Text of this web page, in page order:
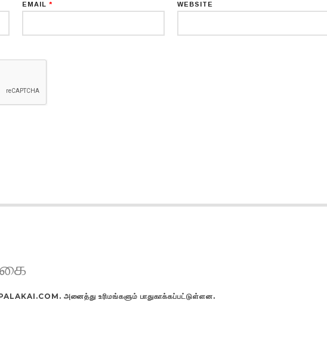
EMAIL * WEBSITE
அனைத்து உரிமங்களும் பாதுகாக்கப்பட்டுள்ளன.